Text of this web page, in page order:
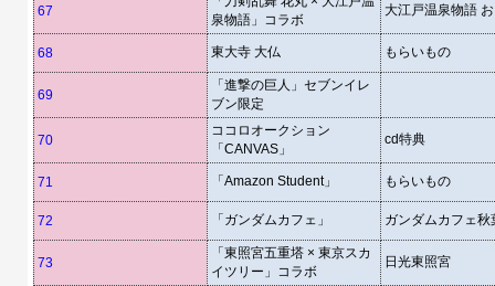
67
泉物語」コラボ
大江戸温泉物語
68 東大寺 大仏 もらいもの
69
「進撃の巨人」セブンイレ
ブン限定
70
ココロオークション
「CANVAS」
cd特典
71 「Amazon Student」 もらいもの
72 「ガンダムカフェ」 ガンダムカフェ秋
73
「東照宮五重塔 × 東京スカ
イツリー」コラボ
日光東照宮